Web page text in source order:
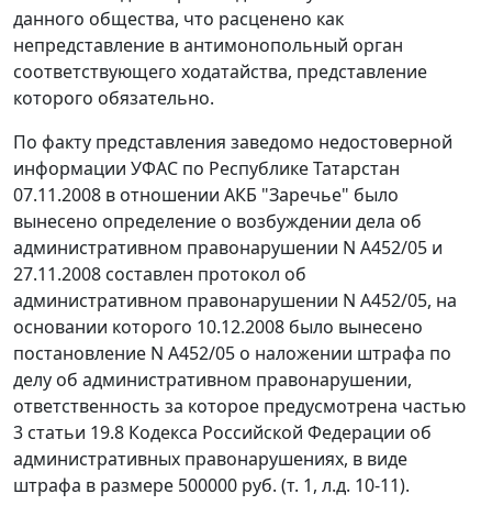
данного общества, что расценено как
непредставление в антимонопольный орган
соответствующего ходатайства, представление
которого обязательно.
По факту представления заведомо недостоверной
информации УФАС по Республике Татарстан
07.11.2008 в отношении АКБ "Заречье" было
вынесено определение о возбуждении дела об
административном правонарушении N А452/05 и
27.11.2008 составлен протокол об
административном правонарушении N А452/05, на
основании которого 10.12.2008 было вынесено
постановление N А452/05 о наложении штрафа по
делу об административном правонарушении,
ответственность за которое предусмотрена частью
3 статьи 19.8 Кодекса Российской Федерации об
административных правонарушениях, в виде
штрафа в размере 500000 руб. (т. 1, л.д. 10-11).